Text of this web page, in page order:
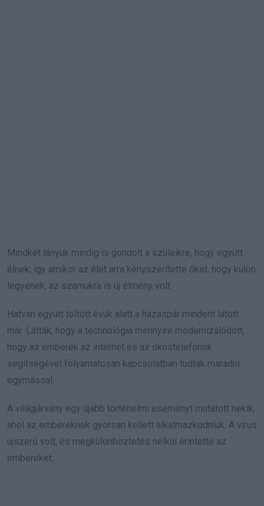
Mindkét lányuk mindig is gondolt a szüleikre, hogy együtt
élnek, így amikor az élet arra kényszerítette őket, hogy külön
legyenek, az számukra is új élmény volt.
Hatvan együtt töltött évük alatt a házaspár mindent látott
már. Látták, hogy a technológia mennyire modernizálódott,
hogy az emberek az internet és az okostelefonok
segítségével folyamatosan kapcsolatban tudtak maradni
egymással.
A világjárvány egy újabb történelmi eseményt mutatott nekik,
ahol az embereknek gyorsan kellett alkalmazkodniuk. A vírus
újszerű volt, és megkülönböztetés nélkül érintette az
embereket.